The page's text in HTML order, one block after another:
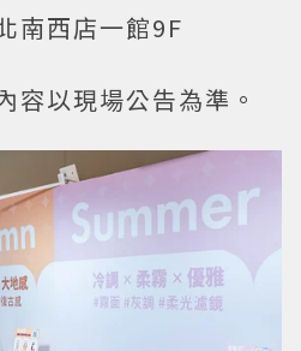
南西店一館9F
以現場公告為準。